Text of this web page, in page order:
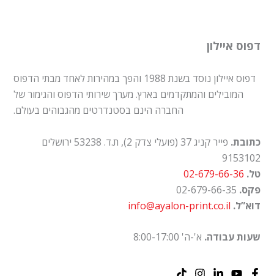
דפוס איילון
דפוס איילון נוסד בשנת 1988 והפך במהירות לאחד מבתי הדפוס
המובילים והמתקדמים בארץ. מערך שירותי הדפוס והגימור של
החברה הינם בסטנדרטים מהגבוהים בעולם.
כתובת.
פייר קניג 37 (פועלי צדק 2), ת.ד. 53238 ירושלים
9153102
טל. 02-679-66-36
פקס.
דוא”ל. info@ayalon-print.co.il
שעות עבודה. א'-ה' 8:00-17:00